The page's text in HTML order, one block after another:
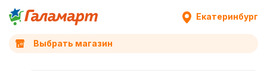
Екатеринбург
Выбрать магазин